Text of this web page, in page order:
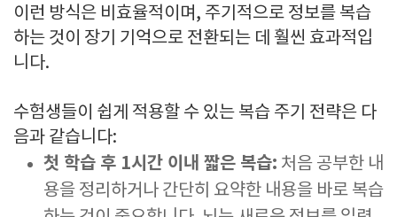
이런 방식은 비효율적이며, 주기적으로 정보를 복습
하는 것이 장기 기억으로 전환되는 데 훨씬 효과적입
니다.
수험생들이 쉽게 적용할 수 있는 복습 주기 전략은 다
음과 같습니다:
첫 학습 후 1시간 이내 짧은 복습: 처음 공부한 내
용을 정리하거나 간단히 요약한 내용을 바로 복습